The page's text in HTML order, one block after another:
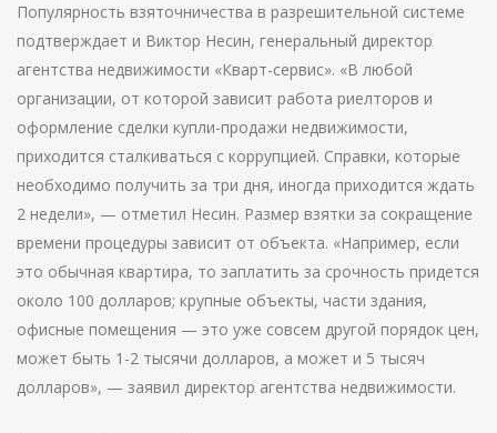
Популярность взяточничества в разрешительной системе
подтверждает и Виктор Несин, генеральный директор
агентства недвижимости «Кварт-сервис». «В любой
организации, от которой зависит работа риелторов и
оформление сделки купли-продажи недвижимости,
приходится сталкиваться с коррупцией. Справки, которые
необходимо получить за три дня, иногда приходится ждать
2 недели», — отметил Несин. Размер взятки за сокращение
времени процедуры зависит от объекта. «Например, если
это обычная квартира, то заплатить за срочность придется
около 100 долларов; крупные объекты, части здания,
офисные помещения — это уже совсем другой порядок цен,
может быть 1-2 тысячи долларов, а может и 5 тысяч
долларов», — заявил директор агентства недвижимости.